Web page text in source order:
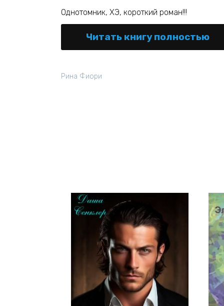
Однотомник, ХЭ, короткий роман!!!
Читать книгу полностью
Рина Фиори